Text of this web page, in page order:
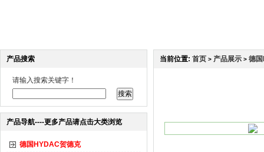
产品搜索
请输入搜索关键字！
产品导航----更多产品请点击大类浏览
德国HYDAC贺德克
当前位置: 首页 > 产品展示 > 德